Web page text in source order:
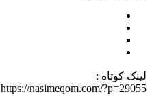
لینک کوتاه :
https://nasimeqom.com/?p=29055